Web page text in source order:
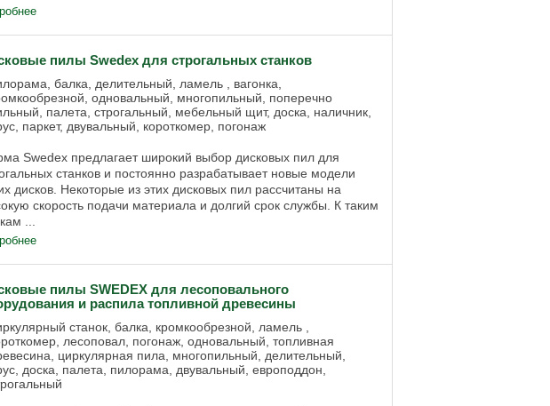
пилы Swedex для строгальных станков
балка, делительный, ламель , вагонка,
одновальный, многопильный, поперечно
палета, строгальный, мебельный щит, доска, наличник,
паркет, двувальный, короткомер, погонаж
Swedex предлагает широкий выбор дисковых пил для
станков и постоянно разрабатывает новые модели
дисков. Некоторые из этих дисковых пил рассчитаны на
скорость подачи материала и долгий срок службы. К таким
...
пилы SWEDEX для лесоповального
и распила топливной древесины
станок, балка, кромкообрезной, ламель ,
лесоповал, погонаж, одновальный, топливная
циркулярная пила, многопильный, делительный,
доска, палета, пилорама, двувальный, европоддон,